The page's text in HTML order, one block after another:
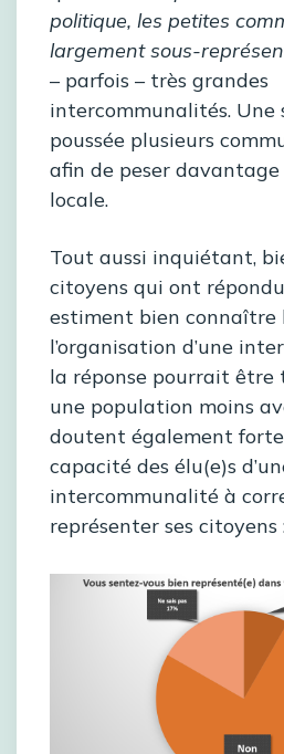
politique, les petites
largement sous-
– parfois – très grandes
intercommunalités.
poussée plusieurs
afin de peser
locale.
Tout aussi inquiétant,
citoyens qui ont
estiment bien connaître
l’organisation d’une
la réponse pourrait être
une population moins
doutent également
capacité des élu(e)s
intercommunalité à
représenter ses citoyens